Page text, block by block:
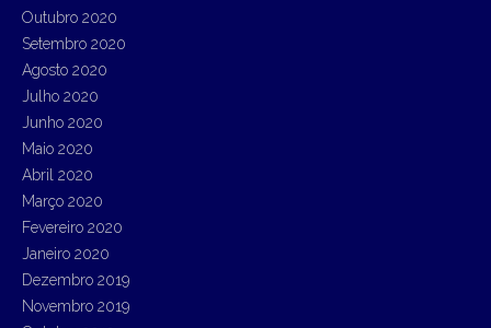
Outubro 2020
Setembro 2020
Agosto 2020
Julho 2020
Junho 2020
Maio 2020
Abril 2020
Março 2020
Fevereiro 2020
Janeiro 2020
Dezembro 2019
Novembro 2019